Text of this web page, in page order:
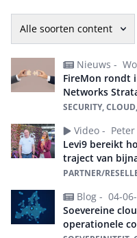
Alle soorten content
Nieuws -
FireMon rondt
Networks
SECURITY, CLOUD,
Video -
Levi9 bereikt
traject van
PARTNER/
Blog - 04-
Soevereine
operationele